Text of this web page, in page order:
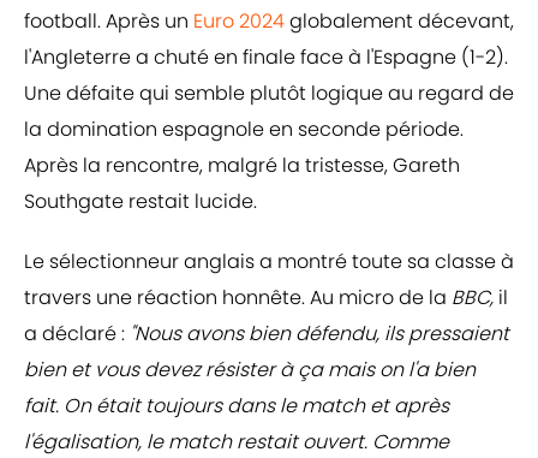
football. Après un Euro 2024globalement décevant,
l'Angleterre a chuté en finale face à l'Espagne (1-2).
Une défaite qui semble plutôt logique au regard de
la domination espagnole en seconde période.
Après la rencontre, malgré la tristesse, Gareth
Southgate restait lucide.
Le sélectionneur anglais a montré toute sa classe à
travers une réaction honnête. Au micro de la BBC, il
a déclaré : "Nous avons bien défendu, ils pressaient
bien et vous devez résister à ça mais on l'a bien
fait. On était toujours dans le match et après
l'égalisation, le match restait ouvert. Comme